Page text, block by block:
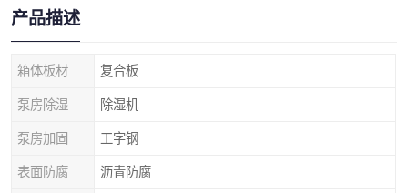
产品描述
箱体板材 复合板
泵房除湿 除湿机
泵房加固 工字钢
表面防腐 沥青防腐